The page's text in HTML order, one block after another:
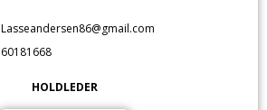
Lasseandersen86@gmail.com
60181668
HOLDLEDER